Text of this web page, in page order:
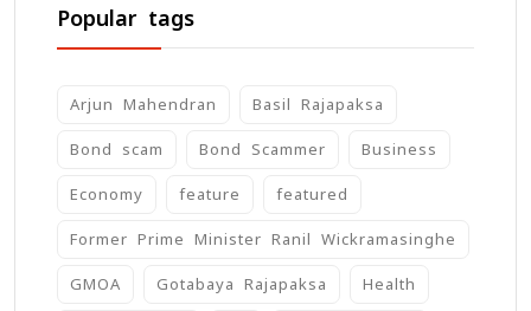
Popular tags
Arjun Mahendran Basil Rajapaksa
Bond scam Bond Scammer Business
Economy feature featured
Former Prime Minister Ranil Wickramasinghe
GMOA Gotabaya Rajapaksa Health